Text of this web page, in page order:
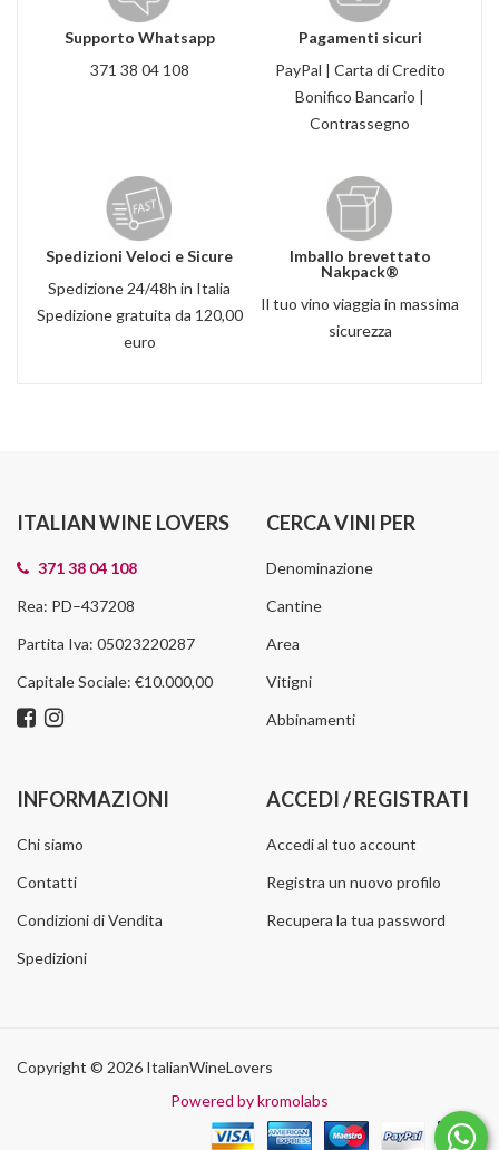
Supporto Whatsapp
371 38 04 108
Pagamenti sicuri
PayPal | Carta di Credito
Bonifico Bancario |
Contrassegno
Spedizioni Veloci e Sicure
Spedizione 24/48h in Italia
Spedizione gratuita da 120,00
euro
Imballo brevettato
Nakpack®
Il tuo vino viaggia in massima
sicurezza
ITALIAN WINE LOVERS
371 38 04 108
Rea: PD–437208
Partita Iva: 05023220287
Capitale Sociale: €10.000,00
CERCA VINI PER
Denominazione
Cantine
Area
Vitigni
Abbinamenti
INFORMAZIONI
Chi siamo
Contatti
Condizioni di Vendita
Spedizioni
ACCEDI / REGISTRATI
Accedi al tuo account
Registra un nuovo profilo
Recupera la tua password
Copyright © 2026 ItalianWineLovers
Powered by kromolabs